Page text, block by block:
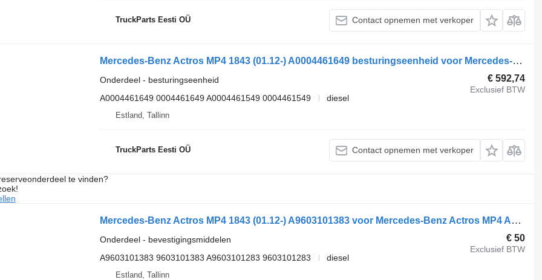
TruckParts Eesti OÜ Contact opnemen met verkoper
Mercedes-Benz Actros MP4 1843 (01.12-) A0004461649 besturingseenheid voor Mercedes-Benz Actros MP4 Antos Arocs (2012-) trekker
€ 592,74
Exclusief BTW
Onderdeel - besturingseenheid
A0004461649 0004461649 A0004461549 0004461549
diesel
Estland, Tallinn
TruckParts Eesti OÜ Contact opnemen met verkoper
te vinden?
Mercedes-Benz Actros MP4 1843 (01.12-) A9603101383 voor Mercedes-Benz Actros MP4 Antos Arocs (2012-) trekker
€ 50
Exclusief BTW
Onderdeel - bevestigingsmiddelen
A9603101383 9603101383 A9603101283 9603101283
diesel
Estland, Tallinn